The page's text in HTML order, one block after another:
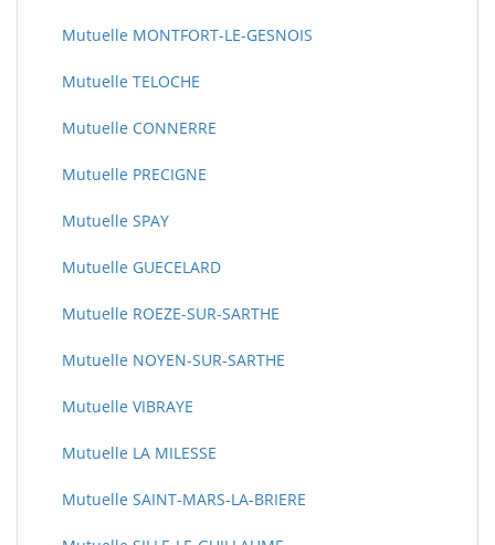
Mutuelle MONTFORT-LE-GESNOIS
Mutuelle TELOCHE
Mutuelle CONNERRE
Mutuelle PRECIGNE
Mutuelle SPAY
Mutuelle GUECELARD
Mutuelle ROEZE-SUR-SARTHE
Mutuelle NOYEN-SUR-SARTHE
Mutuelle VIBRAYE
Mutuelle LA MILESSE
Mutuelle SAINT-MARS-LA-BRIERE